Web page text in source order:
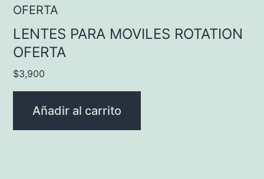
LENTES PARA MOVILES ROTATION
OFERTA
$3,900
Añadir al carrito